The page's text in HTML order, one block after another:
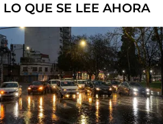
LO QUE SE LEE AHORA